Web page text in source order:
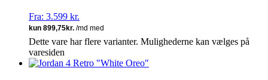
Fra: 3.599 kr.
Dette vare har flere varianter. Mulighederne kan vælges på
varesiden